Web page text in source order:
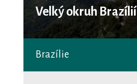
Velký okruh Brazílií
Brazílie